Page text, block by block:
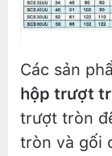
Các sản
hộp trượt
trượt tròn
tròn và gối